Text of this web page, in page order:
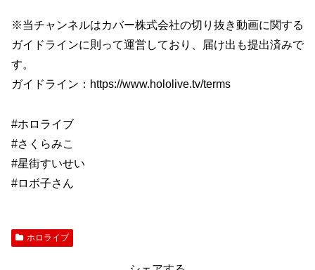
※当チャンネルはカバー株式会社の切り抜き動画に関する
ガイドラインに則って運営しており、届け出も提出済みで
す。
ガイドライン：https://www.hololive.tv/terms
#ホロライブ
#さくらみこ
#星街すいせい
#ロボ子さん
ホロライブ